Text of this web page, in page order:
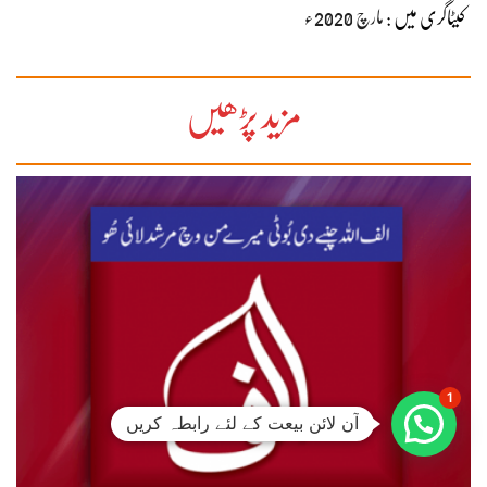
کیٹاگری میں : مارچ 2020ء
مزید پڑھیں
آن لائن بیعت کے لئے رابطہ کریں
1